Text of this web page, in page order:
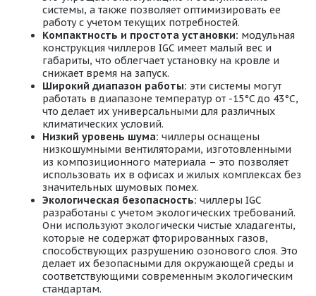
системы, а также позволяет оптимизировать ее
работу с учетом текущих потребностей.
Компактность и простота установки: модульная
конструкция чиллеров IGC имеет малый вес и
габариты, что облегчает установку на кровле и
снижает время на запуск.
Широкий диапазон работы: эти системы могут
работать в диапазоне температур от -15°C до 43°C,
что делает их универсальными для различных
климатических условий.
Низкий уровень шума: чиллеры оснащены
низкошумными вентиляторами, изготовленными
из композиционного материала – это позволяет
использовать их в офисах и жилых комплексах без
значительных шумовых помех.
Экологическая безопасность: чиллеры IGC
разработаны с учетом экологических требований.
Они используют экологически чистые хладагенты,
которые не содержат фторированных газов,
способствующих разрушению озонового слоя. Это
делает их безопасными для окружающей среды и
соответствующими современным экологическим
стандартам.